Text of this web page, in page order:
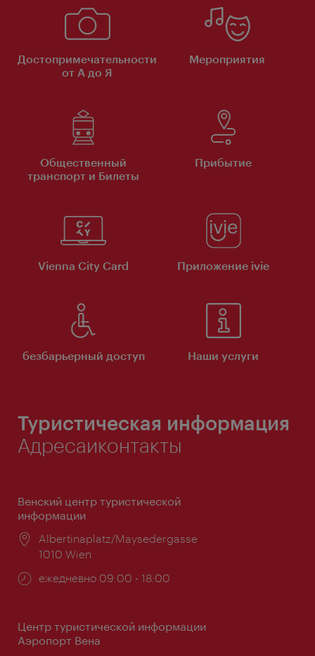
Достопримечательности
от А до Я
Мероприятия
Общественный
транспорт и Билеты
Прибытие
Vienna City Card Приложение ivie
безбарьерный доступ Наши услуги
Туристическая информация
Адресаиконтакты
Венский центр туристической
информации
Расположение:
Albertinaplatz/Maysedergasse
1010 Wien
Часы
ежедневно 09:00 - 18:00
Центр туристической информации
Аэропорт Вена